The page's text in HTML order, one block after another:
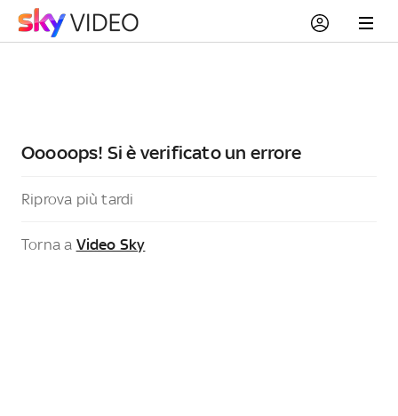
Ooooops! Si è verificato un errore
Riprova più tardi
Torna a Video Sky